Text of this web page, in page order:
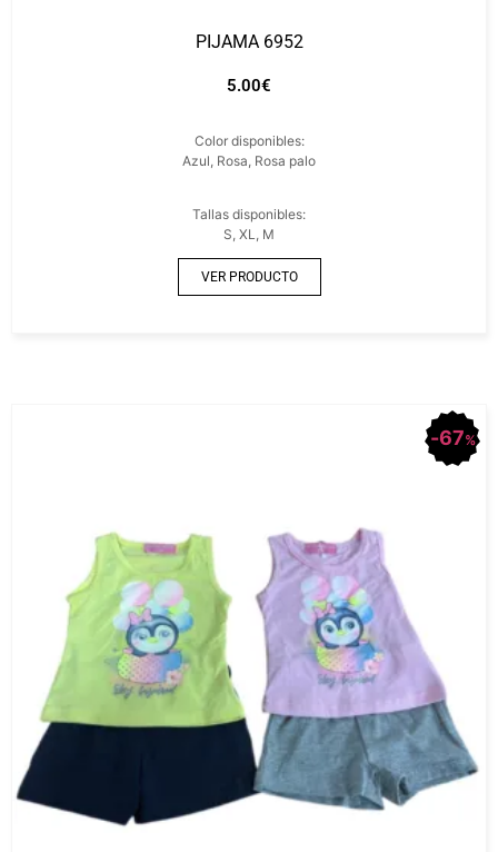
PIJAMA 6952
5.00€
Color disponibles:
Azul, Rosa, Rosa palo
Tallas disponibles:
S, XL, M
VER PRODUCTO
67%